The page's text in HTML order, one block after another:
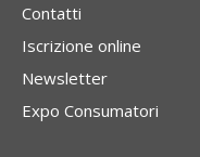
Contatti
Iscrizione online
Newsletter
Expo Consumatori